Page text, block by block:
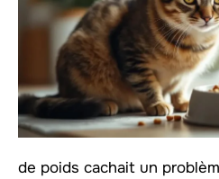
de poids cachait un